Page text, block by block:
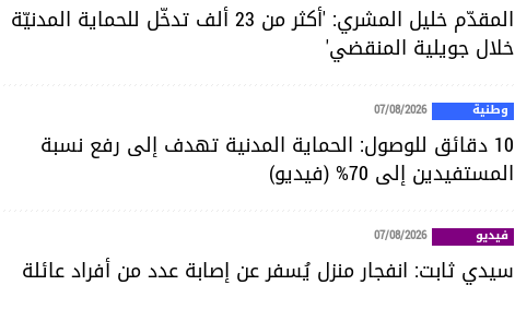
المقدّم خليل المشري: 'أكثر من 23 ألف تدخّل للحماية المدنيّة
خلال جويلية المنقضي'
وطنية 07/08/2026
10 دقائق للوصول: الحماية المدنية تهدف إلى رفع نسبة
المستفيدين إلى 70% (فيديو)
فيديو 07/08/2026
سيدي ثابت: انفجار منزل يُسفر عن إصابة عدد من أفراد عائلة